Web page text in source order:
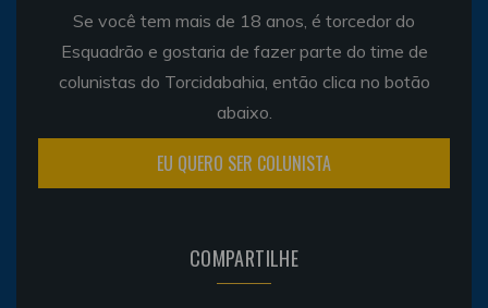
Se você tem mais de 18 anos, é torcedor do
Esquadrão e gostaria de fazer parte do time de
colunistas do Torcidabahia, então clica no botão
abaixo.
EU QUERO SER COLUNISTA
COMPARTILHE